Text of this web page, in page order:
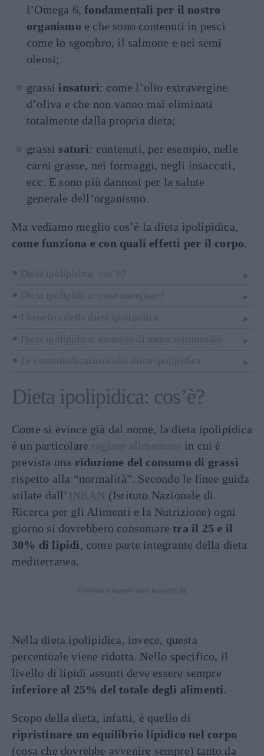
l’Omega 6,fondamentali per il nostro
organismo e che sono contenuti in pesci
come lo sgombro, il salmone e nei semi
oleosi;
grassi insaturi: come l’olio extravergine
d’oliva e che non vanno mai eliminati
totalmente dalla propria dieta;
grassi saturi : contenuti, per esempio, nelle
carni grasse, nei formaggi, negli insaccati,
ecc. E sono più dannosi per la salute
generale dell’organismo.
Ma vediamo meglio cos’è la dieta ipolipidica,
come funziona e con quali effetti per il corpo.
Dieta ipolipidica: cos’è?
Dieta ipolipidica: cosa mangiare?
I benefici della dieta ipolipidica
Dieta ipolipidica: esempio di menu settimanale
Le controindicazioni alla dieta ipolipidica
Dieta ipolipidica: cos’è?
Come si evince già dal nome, la dieta ipolipidica
è un particolare regime alimentare in cui è
prevista una riduzione del consumo di grassi
rispetto alla “normalità”. Secondo le linee guida
stilate dall’ INRAN (Istituto Nazionale di
Ricerca per gli Alimenti e la Nutrizione) ogni
giorno si dovrebbero consumaretra il 25 e il
30% di lipidi, come parte integrante della dieta
mediterranea.
Nella dieta ipolipidica, invece, questa
percentuale viene ridotta. Nello specifico, il
livello di lipidi assunti deve essere sempre
inferiore al 25% del totale degli alimenti.
Scopo della dieta, infatti, è quello di
ripristinare un equilibrio lipidico nel corpo
(cosa che dovrebbe avvenire sempre) tanto da